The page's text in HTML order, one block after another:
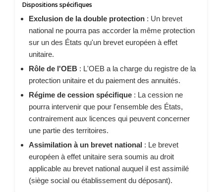
Dispositions spécifiques
Exclusion de la double protection: Un brevet
national ne pourra pas accorder la même protection
sur un des États qu'un brevet européen à effet
unitaire.
Rôle de l'OEB: L'OEB a la charge du registre de la
protection unitaire et du paiement des annuités.
Régime de cession spécifique: La cession ne
pourra intervenir que pour l'ensemble des États,
contrairement aux licences qui peuvent concerner
une partie des territoires.
Assimilation à un brevet national : Le brevet
européen à effet unitaire sera soumis au droit
applicable au brevet national auquel il est assimilé
(siège social ou établissement du déposant).